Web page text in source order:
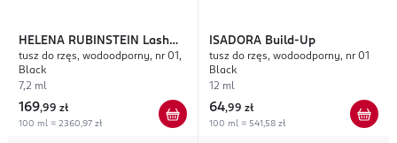
HELENA RUBINSTEIN
Lash
Queen Feline Blacks
tusz do rzęs, wodoodporny, nr 01,
Black
7,2 ml
169,99 zł
100 ml = 2360,97 zł
ISADORA Build-Up
tusz do rzęs, wodoodporny, nr 01
Black
12 ml
64,99 zł
100 ml = 541,58 zł